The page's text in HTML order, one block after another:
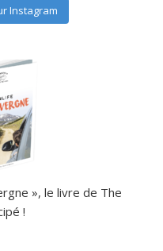
Instagram
», le livre de The
!